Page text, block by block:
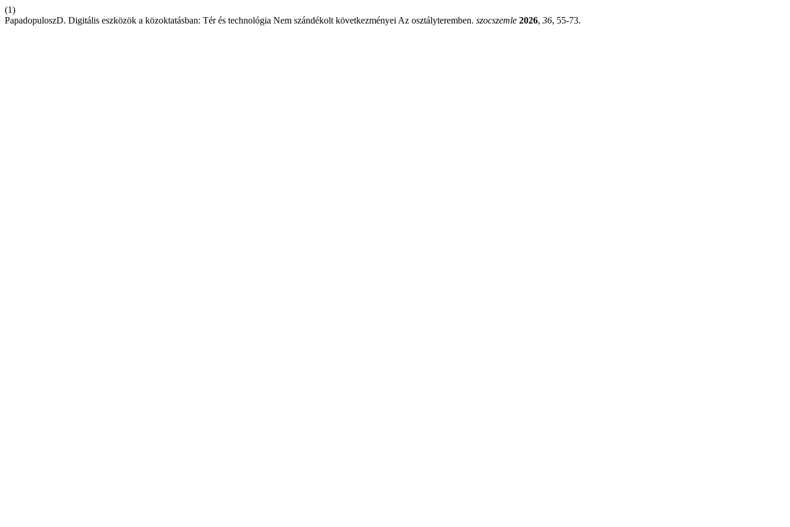
(1)
PapadopuloszD. Digitális eszközök a közoktatásban: Tér és technológia Nem szándékolt következményei Az osztályteremben. szocszemle 2026, 36, 55-73.